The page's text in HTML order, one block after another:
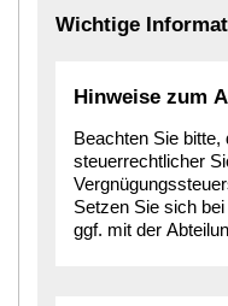
Wichtige
Hinweise zum
Beachten Sie
steuerrechtlicher
Setzen Sie sich
ggf. mit der